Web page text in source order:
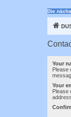
Die
Your
Please
Your
Please